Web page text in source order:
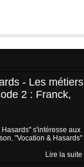
- Les métiers
2 : Franck,
s'intéresse aux
"Vocation & Hasards"
Lire la suite